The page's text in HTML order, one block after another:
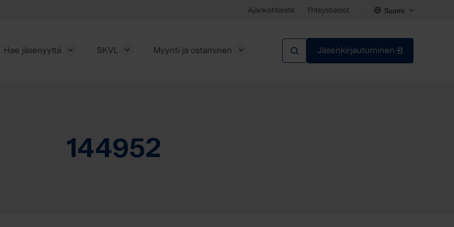
Ajankohtaista Yhteystiedot Suomi
Hae jäsenyyttä SKVL Myynti ja ostaminen Jäsenkirjautuminen
144952